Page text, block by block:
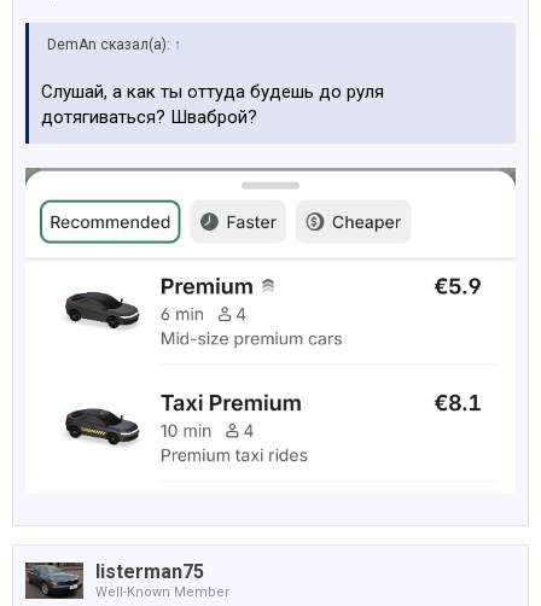
DemAn сказал(а): ↑
Слушай, а как ты оттуда будешь до руля
дотягиваться? Шваброй?
listerman75
Well-Known Member